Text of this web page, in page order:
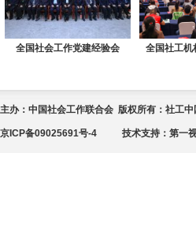
全国社会工作党建经验会 全国社工机
主办：中国社会工作联合会 版权所有：社工
京ICP备09025691号-4 技术支持： 第一